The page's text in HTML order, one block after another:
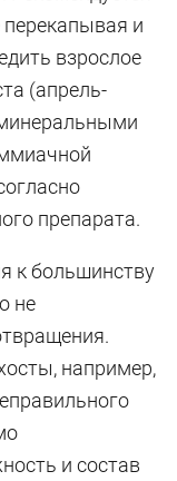
и
взрослое
(апрель-
препарата.
к большинству
не
например,
и состав